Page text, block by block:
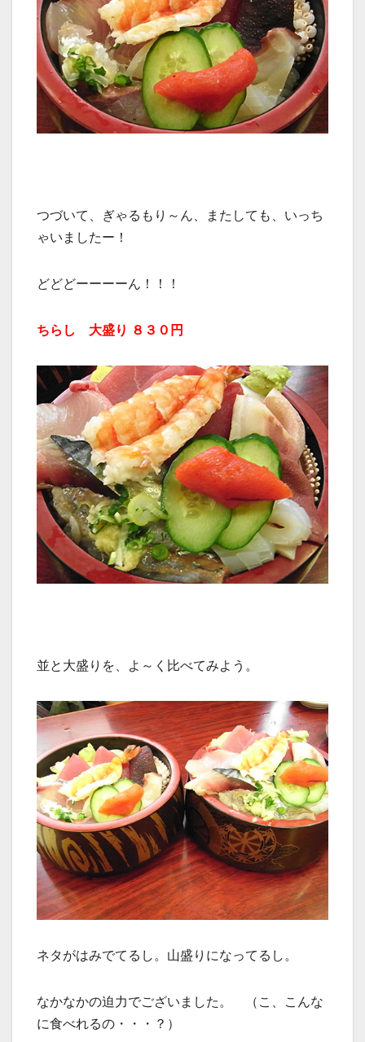
つづいて、ぎゃるもり～ん、またしても、いっち
ゃいましたー！
どどどーーーーん！！！
ちらし 大盛り ８３０円
並と大盛りを、よ～く比べてみよう。
ネタがはみでてるし。山盛りになってるし。
なかなかの迫力でございました。 （こ、こんな
に食べれるの・・・？）